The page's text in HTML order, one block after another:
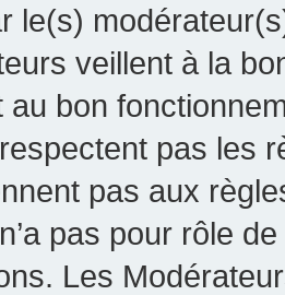
le(s)
veillent à la
au bon
pas les
pas aux
pas pour rôle
Les